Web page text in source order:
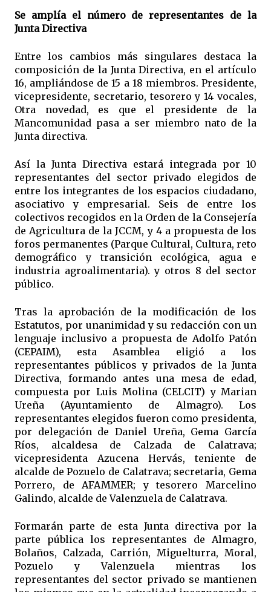
Se amplía el número de representantes de la
Junta Directiva
Entre los cambios más singulares destaca la
composición de la Junta Directiva, en el artículo
16, ampliándose de 15 a 18 miembros. Presidente,
vicepresidente, secretario, tesorero y 14 vocales,
Otra novedad, es que el presidente de la
Mancomunidad pasa a ser miembro nato de la
Junta directiva.
Así la Junta Directiva estará integrada por 10
representantes del sector privado elegidos de
entre los integrantes de los espacios ciudadano,
asociativo y empresarial. Seis de entre los
colectivos recogidos en la Orden de la Consejería
de Agricultura de la JCCM, y 4 a propuesta de los
foros permanentes (Parque Cultural, Cultura, reto
demográfico y transición ecológica, agua e
industria agroalimentaria). y otros 8 del sector
público.
Tras la aprobación de la modificación de los
Estatutos, por unanimidad y su redacción con un
lenguaje inclusivo a propuesta de Adolfo Patón
(CEPAIM), esta Asamblea eligió a los
representantes públicos y privados de la Junta
Directiva, formando antes una mesa de edad,
compuesta por Luis Molina (CELCIT) y Marian
Ureña (Ayuntamiento de Almagro). Los
representantes elegidos fueron como presidenta,
por delegación de Daniel Ureña, Gema García
Ríos, alcaldesa de Calzada de Calatrava;
vicepresidenta Azucena Hervás, teniente de
alcalde de Pozuelo de Calatrava; secretaria, Gema
Porrero, de AFAMMER; y tesorero Marcelino
Galindo, alcalde de Valenzuela de Calatrava.
Formarán parte de esta Junta directiva por la
parte pública los representantes de Almagro,
Bolaños, Calzada, Carrión, Miguelturra, Moral,
Pozuelo y Valenzuela mientras los
representantes del sector privado se mantienen